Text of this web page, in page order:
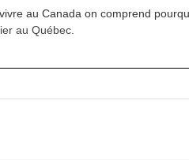
au Canada on comprend
au Québec